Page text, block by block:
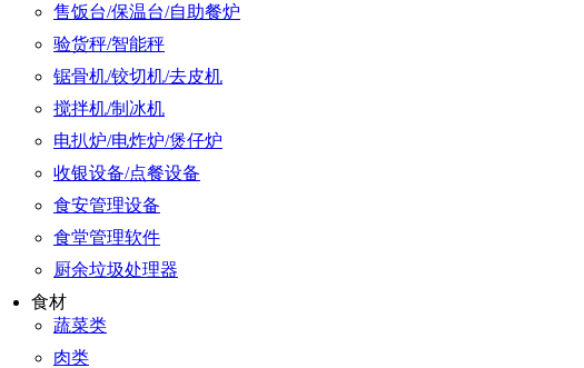
售饭台/保温台/自助餐炉
验货秤/智能秤
锯骨机/铰切机/去皮机
搅拌机/制冰机
电扒炉/电炸炉/煲仔炉
收银设备/点餐设备
食安管理设备
食堂管理软件
厨余垃圾处理器
食材
蔬菜类
肉类